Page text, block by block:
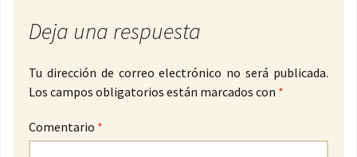
Deja una respuesta
Tu dirección de correo electrónico no será publicada.
Los campos obligatorios están marcados con *
Comentario *